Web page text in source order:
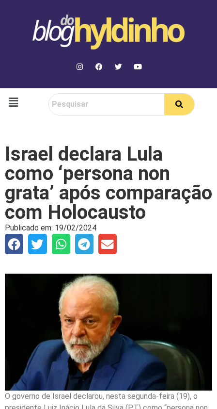
Israel declara Lula
como ‘persona non
grata’ após comparação
com Holocausto
Publicado em: 19/02/2024
O governo de Israel declarou, nesta segunda-feira (19), o